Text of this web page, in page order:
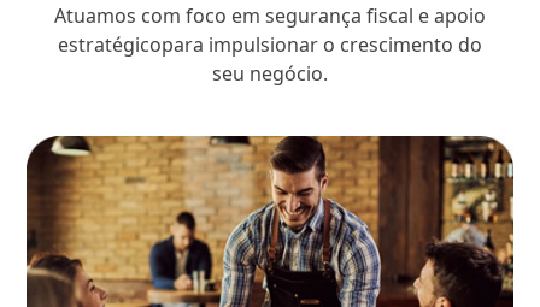
Atuamos com foco em segurança fiscal e apoio
estratégicopara impulsionar o crescimento do
seu negócio.